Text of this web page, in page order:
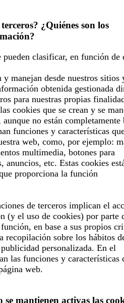
¿Quiénes son los
pueden clasificar, en función de
y manejan desde nuestros sitios
obtenida gestionada
para nuestras propias
cookies que se crean y se
no están completamente
funciones y características
web, como, por ejemplo:
multimedia, botones para
anuncios, etc. Estas cookies
proporciona la función
de terceros implican el
(y el uso de cookies) por parte
en base a sus propios
recopilación sobre los hábitos
personalizada. En el
las funciones y características
web.
mantienen activas las